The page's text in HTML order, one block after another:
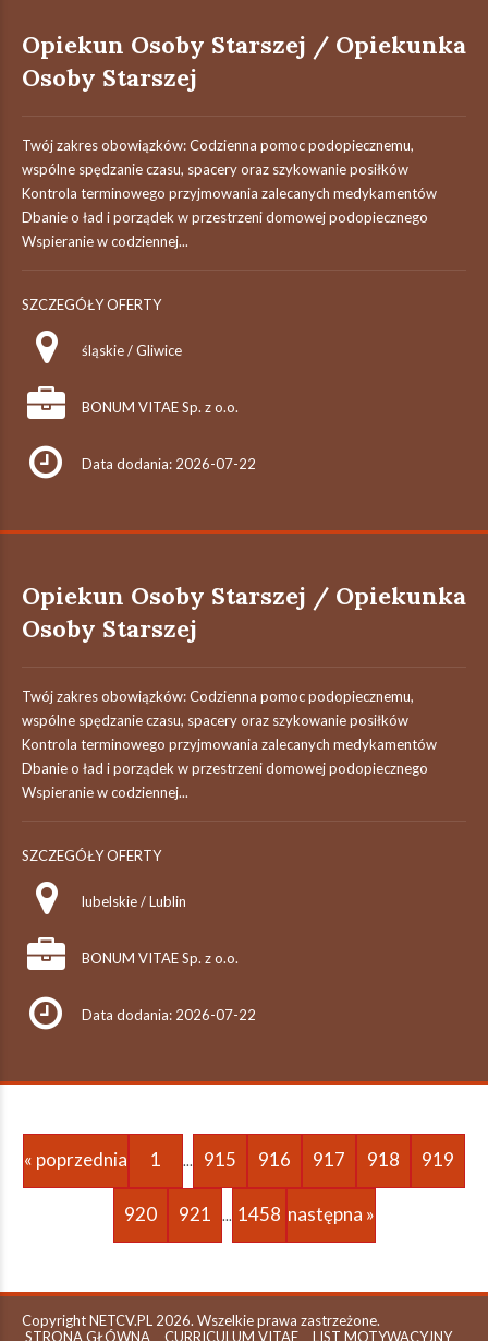
Opiekun Osoby Starszej / Opiekunka
Osoby Starszej
Twój zakres obowiązków: Codzienna pomoc podopiecznemu,
wspólne spędzanie czasu, spacery oraz szykowanie posiłków
Kontrola terminowego przyjmowania zalecanych medykamentów
Dbanie o ład i porządek w przestrzeni domowej podopiecznego
Wspieranie w codziennej...
SZCZEGÓŁY OFERTY
śląskie / Gliwice
BONUM VITAE Sp. z o.o.
Data dodania: 2026-07-22
Opiekun Osoby Starszej / Opiekunka
Osoby Starszej
Twój zakres obowiązków: Codzienna pomoc podopiecznemu,
wspólne spędzanie czasu, spacery oraz szykowanie posiłków
Kontrola terminowego przyjmowania zalecanych medykamentów
Dbanie o ład i porządek w przestrzeni domowej podopiecznego
Wspieranie w codziennej...
SZCZEGÓŁY OFERTY
lubelskie / Lublin
BONUM VITAE Sp. z o.o.
Data dodania: 2026-07-22
« poprzednia 1 ... 915 916 917 918 919
920 921 ... 1458 następna »
Copyright NETCV.PL 2026. Wszelkie prawa zastrzeżone.
STRONA GŁÓWNA
CURRICULUM VITAE LIST MOTYWACYJNY